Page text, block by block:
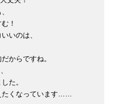
！
いのは、
からですね。
た。
たくなっています……